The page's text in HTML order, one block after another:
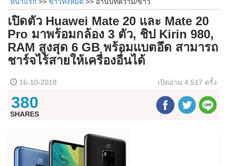
เปิดตัว Huawei Mate 20 และ Mate 20
Pro มาพร้อมกล้อง 3 ตัว, ชิป Kirin 980,
RAM สูงสุด 6 GB พร้อมแบตอึด สามารถ
ชาร์จไร้สายให้เครื่องอื่นได้
16-10-2018 เปิดอ่าน 4,517 ครั้ง
380
SHARES